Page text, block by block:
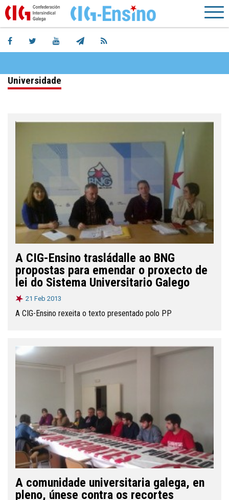
Universidade
A CIG-Ensino trasládalle ao BNG
propostas para emendar o proxecto de
lei do Sistema Universitario Galego
21 Feb 2013
A CIG-Ensino rexeita o texto presentado polo PP
A comunidade universitaria galega, en
pleno, únese contra os recortes